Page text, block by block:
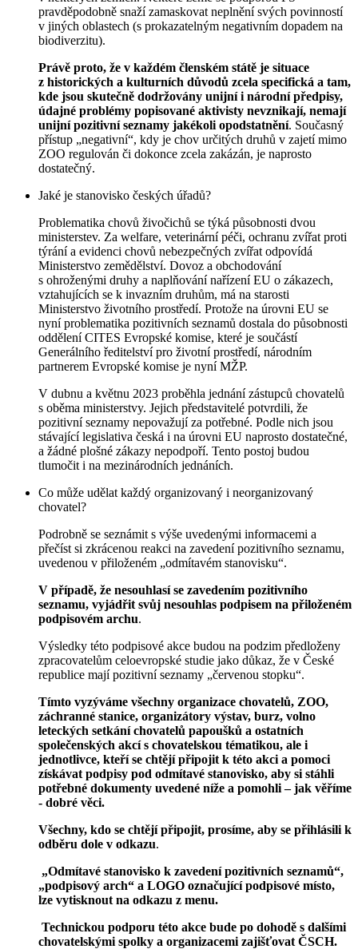
pravděpodobně snaží zamaskovat neplnění svých povinností
v jiných oblastech (s prokazatelným negativním dopadem na
biodiverzitu).
Právě proto, že v každém členském státě je situace
z historických a kulturních důvodů zcela specifická a tam,
kde jsou skutečně dodržovány unijní i národní předpisy,
údajné problémy popisované aktivisty nevznikají, nemají
unijní pozitivní seznamy jakékoli opodstatnění. Současný
přístup „negativní“, kdy je chov určitých druhů v zajetí mimo
ZOO regulován či dokonce zcela zakázán, je naprosto
dostatečný.
Jaké je stanovisko českých úřadů?
Problematika chovů živočichů se týká působnosti dvou
ministerstev. Za welfare, veterinární péči, ochranu zvířat proti
týrání a evidenci chovů nebezpečných zvířat odpovídá
Ministerstvo zemědělství. Dovoz a obchodování
s ohroženými druhy a naplňování nařízení EU o zákazech,
vztahujících se k invazním druhům, má na starosti
Ministerstvo životního prostředí. Protože na úrovni EU se
nyní problematika pozitivních seznamů dostala do působnosti
oddělení CITES Evropské komise, které je součástí
Generálního ředitelství pro životní prostředí, národním
partnerem Evropské komise je nyní MŽP.
V dubnu a květnu 2023 proběhla jednání zástupců chovatelů
s oběma ministerstvy. Jejich představitelé potvrdili, že
pozitivní seznamy nepovažují za potřebné. Podle nich jsou
stávající legislativa česká i na úrovni EU naprosto dostatečné,
a žádné plošné zákazy nepodpoří. Tento postoj budou
tlumočit i na mezinárodních jednáních.
Co může udělat každý organizovaný i neorganizovaný
chovatel?
Podrobně se seznámit s výše uvedenými informacemi a
přečíst si zkrácenou reakci na zavedení pozitivního seznamu,
uvedenou v přiloženém „odmítavém stanovisku“.
V případě, že nesouhlasí se zavedením pozitivního
seznamu, vyjádřit svůj nesouhlas podpisem na přiloženém
podpisovém archu.
Výsledky této podpisové akce budou na podzim předloženy
zpracovatelům celoevropské studie jako důkaz, že v České
republice mají pozitivní seznamy „červenou stopku“.
Tímto vyzýváme všechny organizace chovatelů, ZOO,
záchranné stanice, organizátory výstav, burz, volno
leteckých setkání chovatelů papoušků a ostatních
společenských akcí s chovatelskou tématikou, ale i
jednotlivce, kteří se chtějí připojit k této akci a pomoci
získávat podpisy pod odmítavé stanovisko, aby si stáhli
potřebné dokumenty uvedené níže a pomohli – jak věříme
- dobré věci.
Všechny, kdo se chtějí připojit, prosíme, aby se přihlásili k
odběru dole v odkazu.
„Odmítavé stanovisko k zavedení pozitivních seznamů“,
„podpisový arch“ a LOGO označující podpisové místo,
lze vytisknout na odkazu z menu.
Technickou podporu této akce bude po dohodě s dalšími
chovatelskými spolky a organizacemi zajišťovat ČSCH.